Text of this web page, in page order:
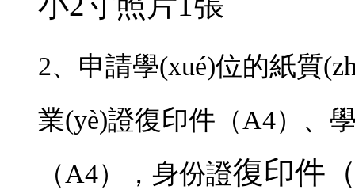
2、申請學(xué)位的紙
業(yè)證復印件（A4）
（A4），身份證復印件（